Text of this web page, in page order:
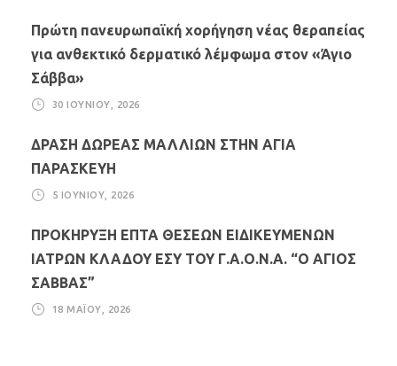
Πρώτη πανευρωπαϊκή χορήγηση νέας θεραπείας
για ανθεκτικό δερματικό λέμφωμα στον «Άγιο
Σάββα»
30 ΙΟΥΝΊΟΥ, 2026
ΔΡΑΣΗ ΔΩΡΕΑΣ ΜΑΛΛΙΩΝ ΣΤΗΝ ΑΓΙΑ
ΠΑΡΑΣΚΕΥΗ
5 ΙΟΥΝΊΟΥ, 2026
ΠΡΟΚΗΡΥΞΗ ΕΠΤΑ ΘΕΣΕΩΝ ΕΙΔΙΚΕΥΜΕΝΩΝ
ΙΑΤΡΩΝ ΚΛΑΔΟΥ ΕΣΥ ΤΟΥ Γ.Α.Ο.Ν.Α. “Ο ΑΓΙΟΣ
ΣΑΒΒΑΣ”
18 ΜΑΪ́ΟΥ, 2026